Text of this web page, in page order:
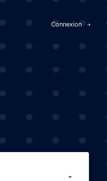
Connexion